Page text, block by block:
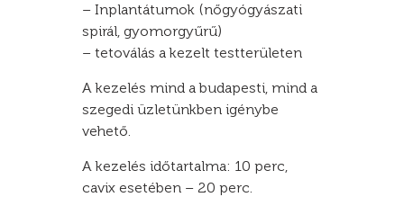
– Inplantátumok (nőgyógyászati
spirál, gyomorgyűrű)
– tetoválás a kezelt testterületen
A kezelés mind a budapesti, mind a
szegedi üzletünkben igénybe
vehető.
A kezelés időtartalma: 10 perc,
cavix esetében – 20 perc.